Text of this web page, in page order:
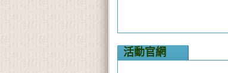
活動官網